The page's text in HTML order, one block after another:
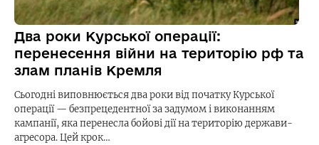
Два роки Курської операції:
перенесення війни на територію рф та
злам планів Кремля
Сьогодні виповнюється два роки від початку Курської
операції — безпрецедентної за задумом і виконанням
кампанії, яка перенесла бойові дії на територію держави-
агресора. Цей крок…